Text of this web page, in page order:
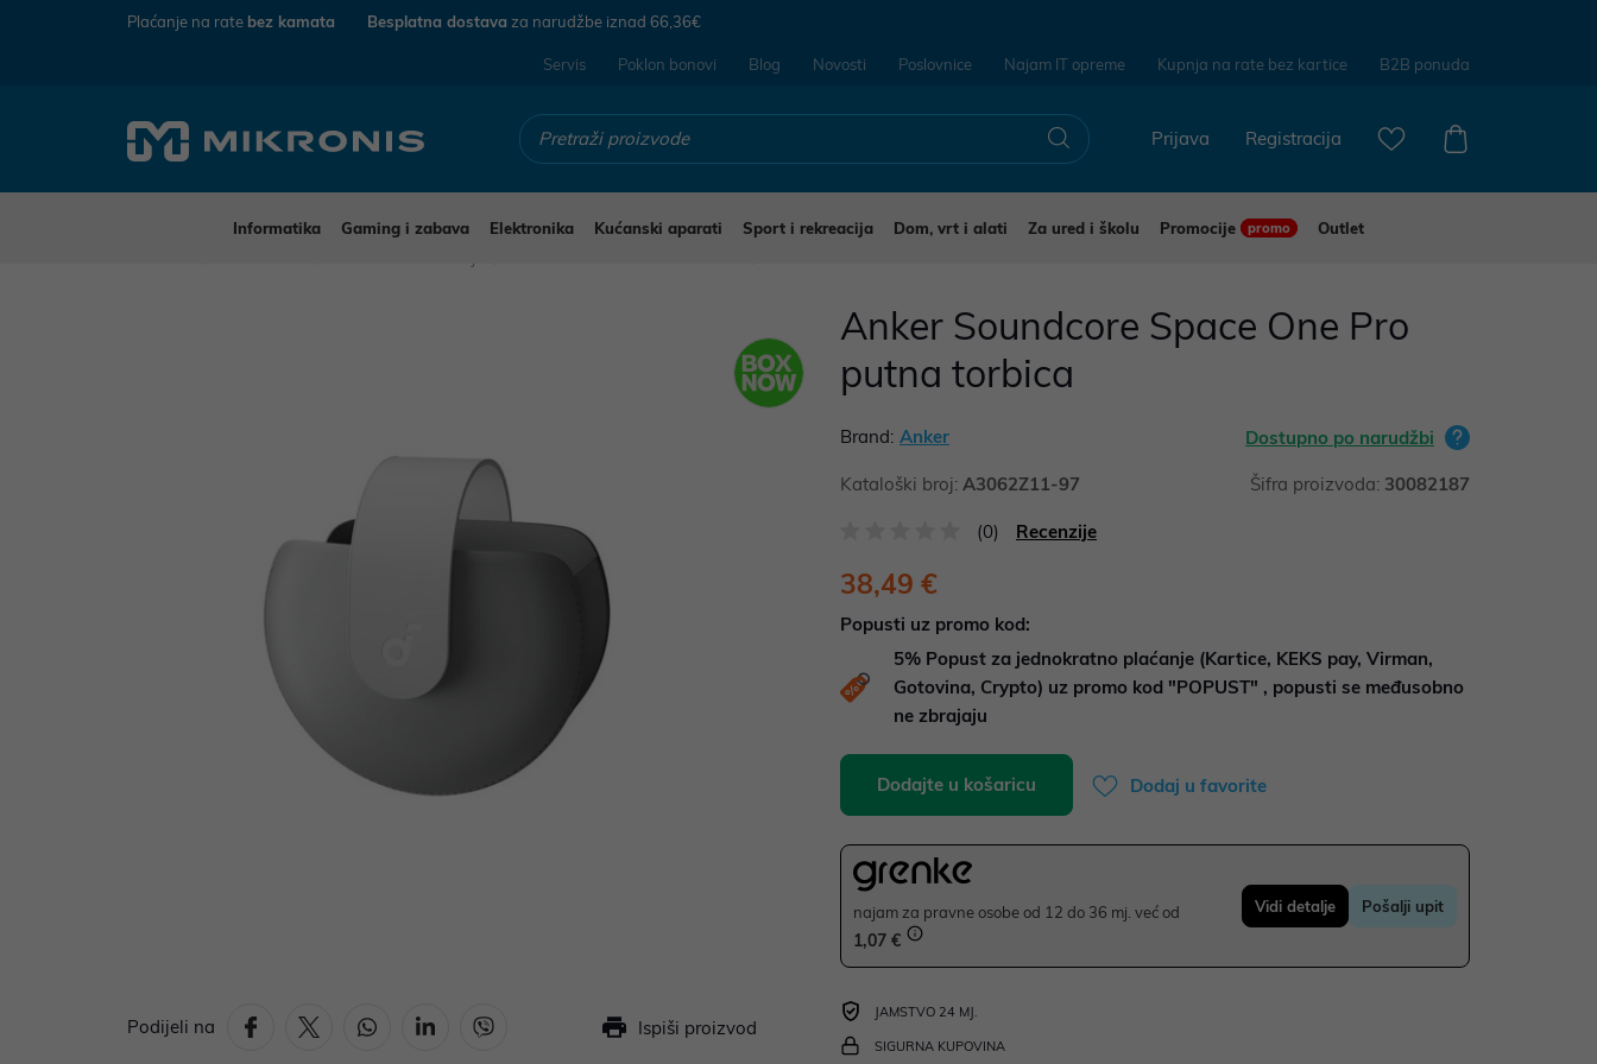
Plaćanje na rate bez kamata Besplatna dostava za narudžbe iznad 66,36€
Servis Poklon bonovi Blog Novosti Poslovnice Najam IT opreme Kupnja na rate bez kartice B2B ponuda
Registracija
Prijava
Informatika Gaming i zabava Elektronika Kućanski aparati Sport i rekreacija Dom, vrt i alati Za ured i školu Promocije promo
Outlet
Podijeli na Ispiši proizvod
Anker Soundcore Space One Pro
putna torbica
Brand: Anker Dostupno po narudžbi
Kataloški broj: A3062Z11-97 Šifra proizvoda: 30082187
(0) Recenzije
38,49 €
Popusti uz promo kod:
5% Popust za jednokratno plaćanje (Kartice, KEKS pay, Virman,
Gotovina, Crypto) uz promo kod "POPUST" , popusti se međusobno
ne zbrajaju
Dodajte u košaricu Dodaj u favorite
najam za pravne osobe od 12 do 36 mj. već od
1,07 €
Vidi detalje Pošalji upit
JAMSTVO 24 MJ.
SIGURNA KUPOVINA